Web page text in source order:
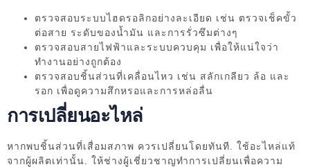
ตรวจสอบระบบไฮดรอลิกอย่างละเอียด เช่น ตรวจเช็คขั้ว
ต่อสาย ระดับของน้ำมัน และการรั่วซึมต่างๆ
ตรวจสอบสายไฟฟ้าและระบบควบคุม เพื่อให้แน่ใจว่า
ทำงานอย่างถูกต้อง
ตรวจสอบชิ้นส่วนที่เคลื่อนไหว เช่น สลักเกลียว ล้อ และ
รอก เพื่อดูความสึกหรอและการหล่อลื่น
การเปลี่ยนอะไหล่
หากพบชิ้นส่วนที่เสื่อมสภาพ ควรเปลี่ยนโดยทันที. ใช้อะไหล่แท้
จากผู้ผลิตเท่านั้น. ให้ช่างผู้เชี่ยวชาญทำการเปลี่ยนเพื่อความ